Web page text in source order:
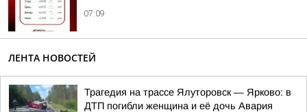
07:09
ЛЕНТА НОВОСТЕЙ
Трагедия на трассе Ялуторовск — Ярково: в
ДТП погибли женщина и её дочь Авария